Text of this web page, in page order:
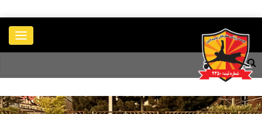
____________